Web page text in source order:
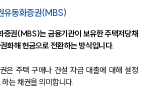
유동화증권(MBS)
증권(MBS)는 금융기관이 보유한 주택저당채
화해 현금으로 전환하는 방식입니다.
은 주택 구매나 건설 자금 대출에 대해 설정
는 채권을 의미합니다.